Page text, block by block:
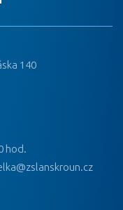
140
hod.